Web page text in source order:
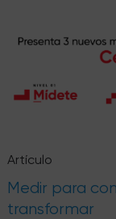
Artículo
Medir para
transformar